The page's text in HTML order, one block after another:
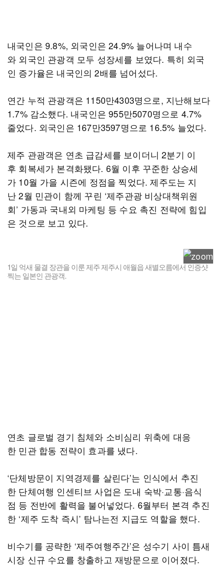
내국인은 9.8%, 외국인은 24.9% 늘어나며 내수
와 외국인 관광객 모두 성장세를 보였다. 특히 외국
인 증가율은 내국인의 2배를 넘어섰다.
연간 누적 관광객은 1150만4303명으로, 지난해보다
1.7% 감소했다. 내국인은 955만5070명으로 4.7%
줄었다. 외국인은 167만3597명으로 16.5% 늘었다.
제주 관광객은 연초 급감세를 보이더니 2분기 이
후 회복세가 본격화됐다. 6월 이후 꾸준한 상승세
가 10월 가을 시즌에 정점을 찍었다. 제주도는 지
난 2월 민관이 함께 꾸린 ‘제주관광 비상대책위원
회’ 가동과 국내외 마케팅 등 수요 촉진 전략에 힘입
은 것으로 보고 있다.
1일 억새 물결 장관을 이룬 제주 제주시 애월읍 새별오름에서 인증샷
찍는 일본인 관광객.
연초 글로벌 경기 침체와 소비심리 위축에 대응
한 민관 합동 전략이 효과를 냈다.
‘단체방문이 지역경제를 살린다’는 인식에서 추진
한 단체여행 인센티브 사업은 도내 숙박·교통·음식
점 등 전반에 활력을 불어넣었다. 6월부터 본격 추진
한 ‘제주 도착 즉시’ 탐나는전 지급도 역할을 했다.
비수기를 공략한 ‘제주여행주간’은 성수기 사이 틈새
시장 신규 수요를 창출하고 재방문으로 이어졌다.